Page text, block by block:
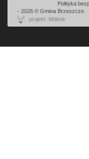
Polityka
- 2026 © Gmina Brzeszcze
projekt: Wdesk